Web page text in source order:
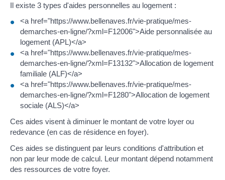
Il existe 3 types d'aides personnelles au logement :
<a href="https://www.bellenaves.fr/vie-pratique/mes-
demarches-en-ligne/?xml=F12006">Aide personnalisée au
logement (APL)</a>
<a href="https://www.bellenaves.fr/vie-pratique/mes-
demarches-en-ligne/?xml=F13132">Allocation de logement
familiale (ALF)</a>
<a href="https://www.bellenaves.fr/vie-pratique/mes-
demarches-en-ligne/?xml=F1280">Allocation de logement
sociale (ALS)</a>
Ces aides visent à diminuer le montant de votre loyer ou
redevance (en cas de résidence en foyer).
Ces aides se distinguent par leurs conditions d'attribution et
non par leur mode de calcul. Leur montant dépend notamment
des ressources de votre foyer.